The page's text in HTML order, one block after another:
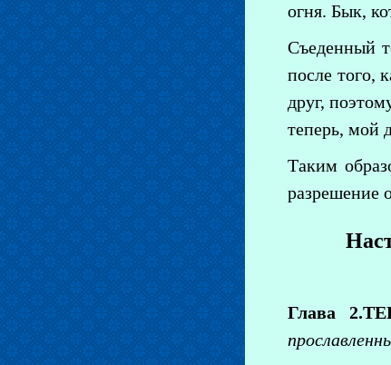
огня. Бык,
Съеденный
после того,
друг,
теперь, мой
Таким
разрешение
Глава